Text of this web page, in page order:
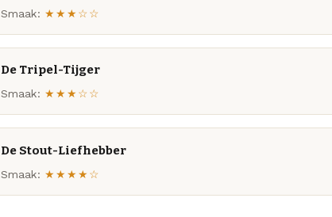
Smaak: ★★★☆☆
De Tripel-Tijger
Smaak: ★★★☆☆
De Stout-Liefhebber
Smaak: ★★★★☆